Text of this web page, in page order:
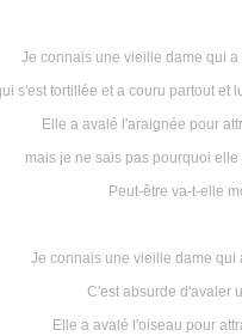
Je connais une vieille dame qui
s'est tortillée et a couru partout et
Elle a avalé l'araignée pour
mais je ne sais pas pourquoi
Peut-être va-t-elle
Je connais une vieille dame qui
C'est absurde d'avaler
Elle a avalé l'oiseau pour